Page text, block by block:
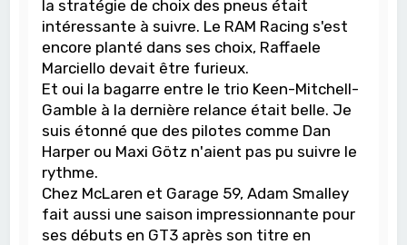
la stratégie de choix des pneus était
intéressante à suivre. Le RAM Racing s'est
encore planté dans ses choix, Raffaele
Marciello devait être furieux.
Et oui la bagarre entre le trio Keen-Mitchell-
Gamble à la dernière relance était belle. Je
suis étonné que des pilotes comme Dan
Harper ou Maxi Götz n'aient pas pu suivre le
rythme.
Chez McLaren et Garage 59, Adam Smalley
fait aussi une saison impressionnante pour
ses débuts en GT3 après son titre en